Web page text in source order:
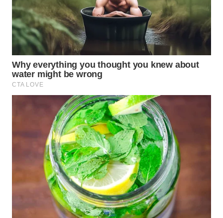
WN
PRIANGAN
TIMUR
WN
SEMARANG
WN
BOROBUDUR